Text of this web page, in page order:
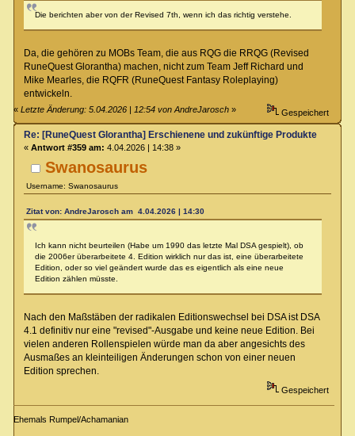
Die berichten aber von der Revised 7th, wenn ich das richtig verstehe.
Da, die gehören zu MOBs Team, die aus RQG die RRQG (Revised
RuneQuest Glorantha) machen, nicht zum Team Jeff Richard und
Mike Mearles, die RQFR (RuneQuest Fantasy Roleplaying)
entwickeln.
«Letzte Änderung: 5.04.2026 | 12:54 von AndreJarosch » Gespeichert
Swanosaurus
Username: Swanosaurus
Re: [RuneQuest Glorantha] Erschienene und zukünftige Produkte
« Antwort #359 am: 4.04.2026 | 14:38 »
Zitat von: AndreJarosch am 4.04.2026 | 14:30
Ich kann nicht beurteilen (Habe um 1990 das letzte Mal DSA gespielt), ob
die 2006er überarbeitete 4. Edition wirklich nur das ist, eine überarbeitete
Edition, oder so viel geändert wurde das es eigentlich als eine neue
Edition zählen müsste.
Nach den Maßstäben der radikalen Editionswechsel bei DSA ist DSA
4.1 definitiv nur eine "revised"-Ausgabe und keine neue Edition. Bei
vielen anderen Rollenspielen würde man da aber angesichts des
Ausmaßes an kleinteiligen Änderungen schon von einer neuen
Edition sprechen.
Gespeichert
Ehemals Rumpel/Achamanian